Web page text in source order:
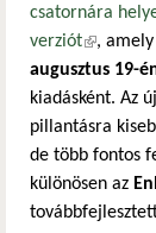
csatornára
verziót(külső
,
augusztus 19-
kiadásként. Az
pillantásra
de több fontos
különösen az